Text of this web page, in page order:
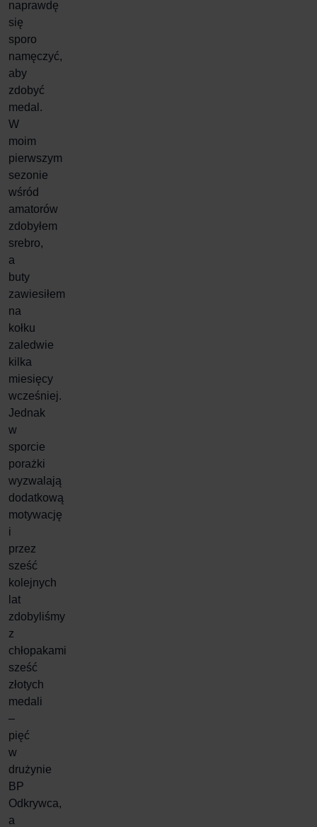
naprawdę
się
sporo
namęczyć,
aby
zdobyć
medal .
W
moim
pierwszym
sezonie
wśród
amatorów
zdobyłem
srebro,
a
buty
zawiesiłem
na
kołku
zaledwie
kilka
miesięcy
wcześniej.
Jednak
w
sporcie
porażki
wyzwalają
dodatkową
motywację
i
przez
sześć
kolejnych
lat
zdobyliśmy
z
chłopakami
sześć
złotych
medali
–
pięć
w
drużynie
BP
Odkrywca,
a